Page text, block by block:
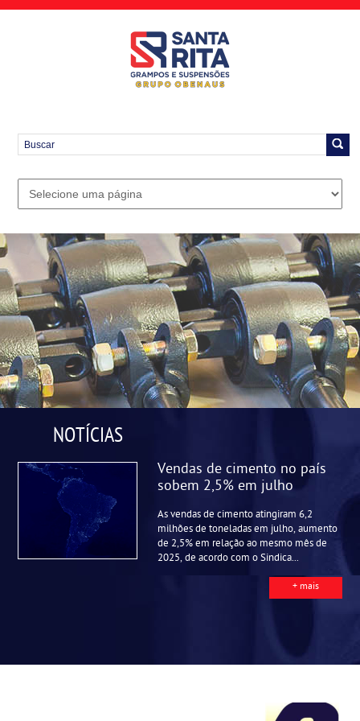
NOTÍCIAS
Vendas de cimento no país
sobem 2,5% em julho
As vendas de cimento atingiram 6,2
milhões de toneladas em julho, aumento
de 2,5% em relação ao mesmo mês de
2025, de acordo com o Sindica...
+ mais